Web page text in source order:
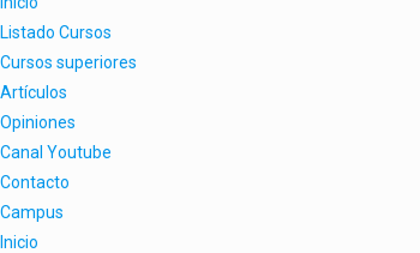
Listado Cursos
Cursos superiores
Artículos
Opiniones
Canal Youtube
Contacto
Campus
Inicio